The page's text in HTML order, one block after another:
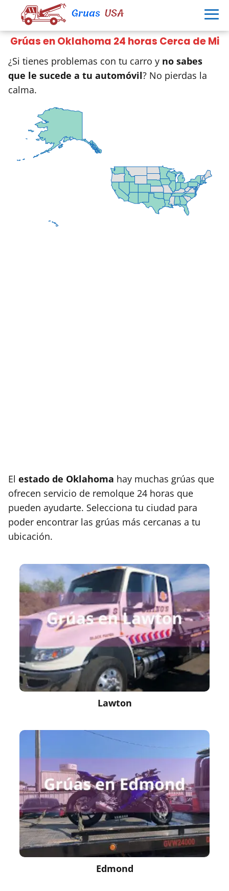
Grúas en Oklahoma 24 horas Cerca de Mi
¿Si tienes problemas con tu carro y no sabes
que le sucede a tu automóvil? No pierdas la
calma.
El estado de Oklahoma hay muchas grúas que
ofrecen servicio de remolque 24 horas que
pueden ayudarte. Selecciona tu ciudad para
poder encontrar las grúas más cercanas a tu
ubicación.
Lawton
Edmond